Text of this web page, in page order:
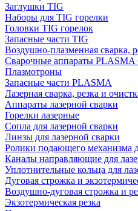
Заглушки TIG
Наборы для TIG горелки
Головки TIG горелок
Запасные части TIG
Воздушно-плазменная сварка,
Сварочные аппараты PLASMA
Плазмотроны
Запасные части PLASMA
Лазерная сварка, резка и
Аппараты лазерной сварки
Горелки лазерные
Сопла для лазерной сварки
Линзы для лазерной сварки
Ролики подающего механизма
Каналы направляющие для
Уплотнительные кольца для
Дуговая строжка и
Воздушно-дуговая строжка и
Экзотермическая резка